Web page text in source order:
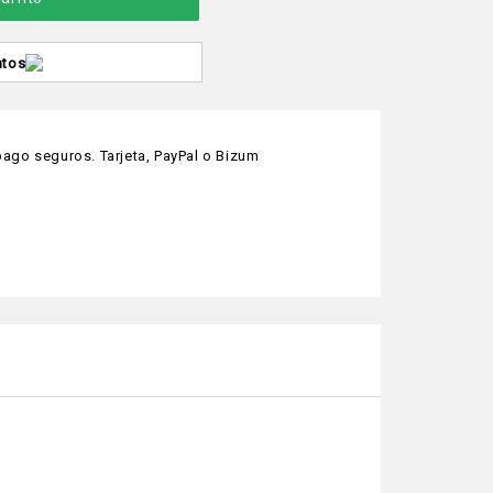
seguros. Tarjeta, PayPal o Bizum